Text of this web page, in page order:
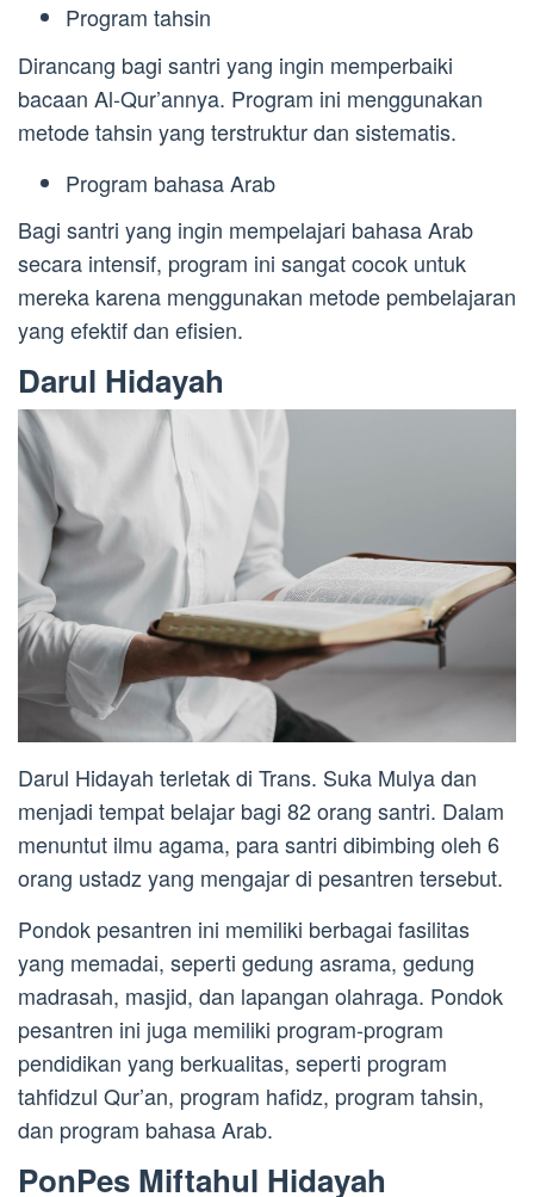
Program tahsin
Dirancang bagi santri yang ingin memperbaiki
bacaan Al-Qur’annya. Program ini menggunakan
metode tahsin yang terstruktur dan sistematis.
Program bahasa Arab
Bagi santri yang ingin mempelajari bahasa Arab
secara intensif, program ini sangat cocok untuk
mereka karena menggunakan metode pembelajaran
yang efektif dan efisien.
Darul Hidayah
Darul Hidayah terletak di Trans. Suka Mulya dan
menjadi tempat belajar bagi 82 orang santri. Dalam
menuntut ilmu agama, para santri dibimbing oleh 6
orang ustadz yang mengajar di pesantren tersebut.
Pondok pesantren ini memiliki berbagai fasilitas
yang memadai, seperti gedung asrama, gedung
madrasah, masjid, dan lapangan olahraga. Pondok
pesantren ini juga memiliki program-program
pendidikan yang berkualitas, seperti program
tahfidzul Qur’an, program hafidz, program tahsin,
dan program bahasa Arab.
PonPes Miftahul Hidayah